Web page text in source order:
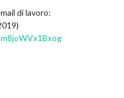
di lavoro: